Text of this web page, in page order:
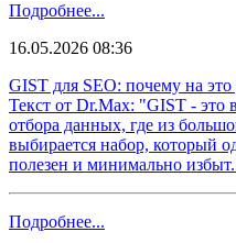
Подробнее...
16.05.2026 08:36
GIST для SEO: почему на это
Текст от Dr.Max: "GIST - это
отбора данных, где из
выбирается набор, который
полезен и минимально
Подробнее...